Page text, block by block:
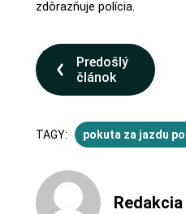
zdôrazňuje polícia.
Predošlý
článok
TAGY: pokuta za jazdu